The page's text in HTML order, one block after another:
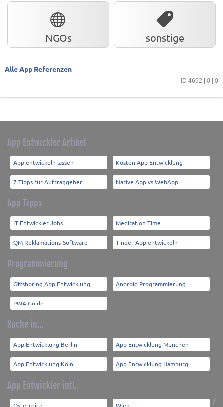
NGOs sonstige
Alle App Referenzen
ID 4692 | 0 | 0
App Entwickler Artikel
App entwickeln lassen Kosten App Entwicklung
7 Tipps für Auftraggeber Native App vs WebApp
App Tipps
IT Entwickler Jobs Meditation Time
QM Reklamations-Software Tinder App entwickeln
Programmierung
Offshoring App Entwicklung Android Programmierung
PWA Guide
Suche in...
App Entwicklung Berlin App Entwicklung München
App Entwicklung Köln App Entwicklung Hamburg
App Entwickler intl.
Österreich /
Wien